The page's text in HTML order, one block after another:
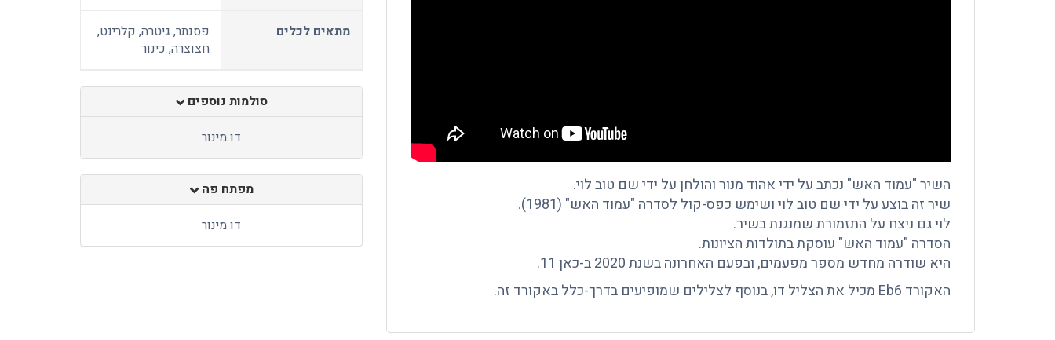
מתאים לכלים
פסנתר, גיטרה, קלרינט,
חצוצרה, כינור
סולמות נוספים
דו מינור
מפתח פה
דו מינור
השיר "עמוד האש" נכתב על ידי אהוד מנור והולחן על ידי שם טוב לוי.
שיר זה בוצע על ידי שם טוב לוי ושימש כפס-קול לסדרה "עמוד האש" (1981).
לוי גם ניצח על התזמורת שמנגנת בשיר.
הסדרה "עמוד האש" עוסקת בתולדות הציונות.
היא שודרה מחדש מספר מפעמים, ובפעם האחרונה בשנת 2020 ב-כאן 11.
האקורד Eb6 מכיל את הצליל דו, בנוסף לצלילים שמופיעים בדרך-כלל באקורד זה.